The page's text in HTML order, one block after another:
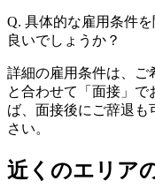
Q. 具体的な雇用条件
良いでしょうか？
詳細の雇用条件は、ご
と合わせて「面接」
ば、面接後にご辞退も
さい。
近くのエリア